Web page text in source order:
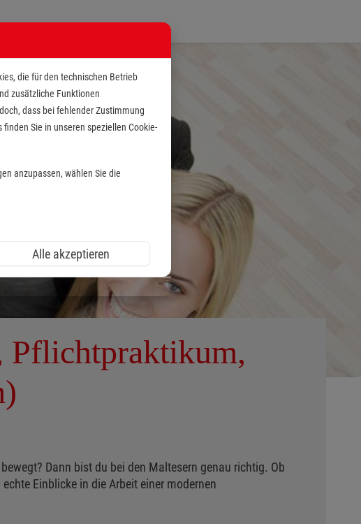
Dann bist du bei den Maltesern genau richtig. Ob
Einblicke in die Arbeit einer modernen
die für den technischen Betrieb
zusätzliche Funktionen
dass bei fehlender Zustimmung
Sie in unseren speziellen Cookie-
anzupassen, wählen Sie die
Alle akzeptieren